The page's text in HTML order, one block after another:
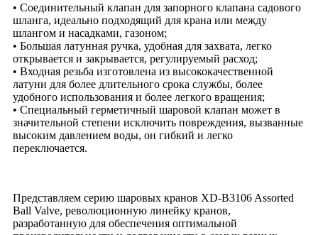
• Соединительный клапан для запорного клапана садового
шланга, идеально подходящий для крана или между
шлангом и насадками, газоном;
• Большая латунная ручка, удобная для захвата, легко
открывается и закрывается, регулируемый расход;
• Входная резьба изготовлена ​​из высококачественной
латуни для более длительного срока службы, более
удобного использования и более легкого вращения;
• Специальный герметичный шаровой клапан может в
значительной степени исключить повреждения, вызванные
высоким давлением воды, он гибкий и легко
переключается.
Представляем серию шаровых кранов XD-B3106 Assorted
Ball Valve, революционную линейку кранов,
разработанную для обеспечения оптимальной